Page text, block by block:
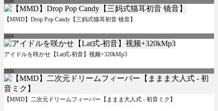
1699
【MMD】Drop Pop Candy【三妈式猫耳初音 镜音】
2024
アイドルを咲かせ【Lat式-初音】视频+320kMp3
1920
【MMD】二次元ドリームフィーバー【ままま大人式 - 初音ミク】